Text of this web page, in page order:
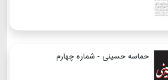
حماسه حسینی - شماره چهارم